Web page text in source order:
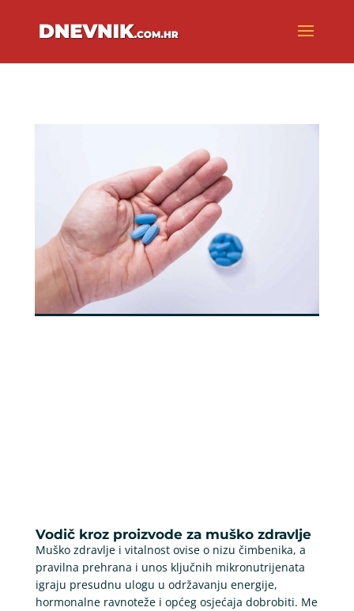
Vodič kroz proizvode za muško zdravlje
Muško zdravlje i vitalnost ovise o nizu čimbenika, a
pravilna prehrana i unos ključnih mikronutrijenata
igraju presudnu ulogu u održavanju energije,
hormonalne ravnoteže i općeg osjećaja dobrobiti. Me